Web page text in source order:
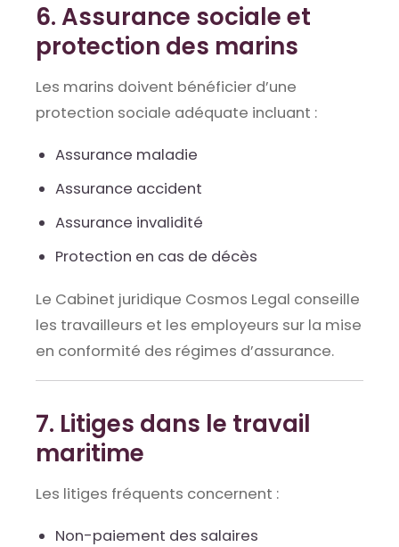
6. Assurance sociale et
protection des marins
Les marins doivent bénéficier d’une
protection sociale adéquate incluant :
Assurance maladie
Assurance accident
Assurance invalidité
Protection en cas de décès
Le Cabinet juridique Cosmos Legal conseille
les travailleurs et les employeurs sur la mise
en conformité des régimes d’assurance.
7. Litiges dans le travail
maritime
Les litiges fréquents concernent :
Non-paiement des salaires